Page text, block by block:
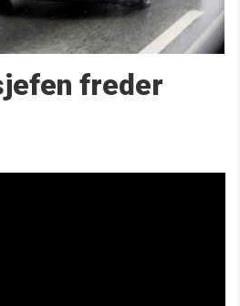
freder